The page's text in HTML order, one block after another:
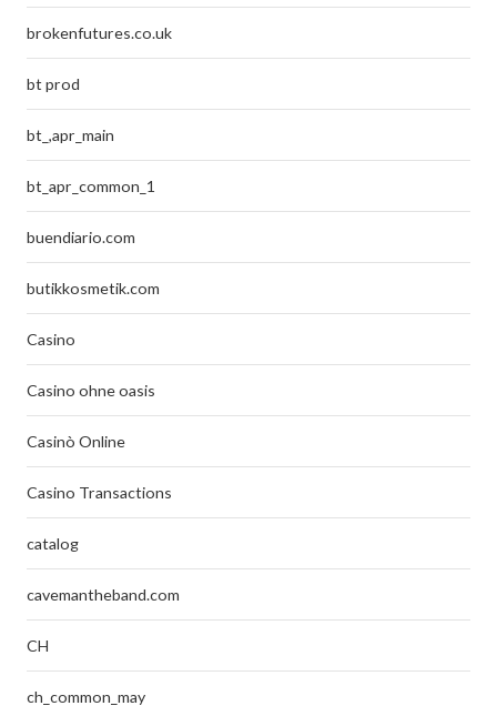
brokenfutures.co.uk
bt prod
bt_,apr_main
bt_apr_common_1
buendiario.com
butikkosmetik.com
Casino
Casino ohne oasis
Casinò Online
Casino Transactions
catalog
cavemantheband.com
CH
ch_common_may